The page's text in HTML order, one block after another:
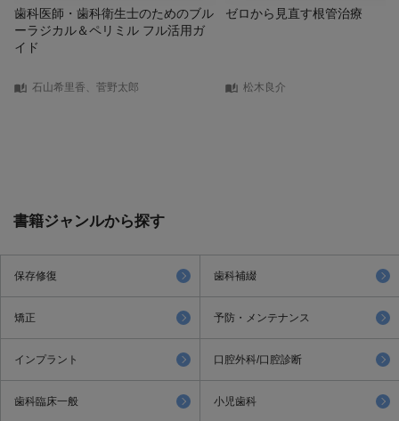
歯科医師・歯科衛生士のためのブル
ーラジカル＆ペリミル フル活用ガ
イド
石山希里香、菅野太郎
ゼロから見直す根管治療
松木良介
書籍ジャンルから探す
保存修復 歯科補綴
矯正 予防・メンテナンス
インプラント 口腔外科/口腔診断
歯科臨床一般 小児歯科